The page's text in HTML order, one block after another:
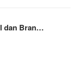
dan Bran…